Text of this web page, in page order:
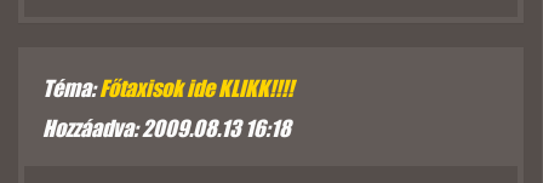
Téma:Főtaxisok ide KLIKK!!!!
Hozzáadva: 2009.08.13 16:18